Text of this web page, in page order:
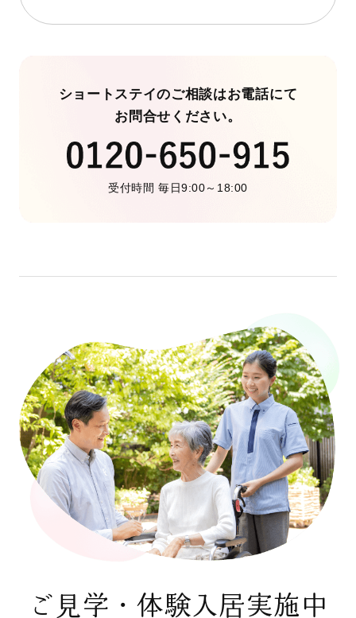
ショートステイのご相談はお電話にて
お問合せください。
受付時間 毎日9:00～18:00
ご見学・体験入居実施中